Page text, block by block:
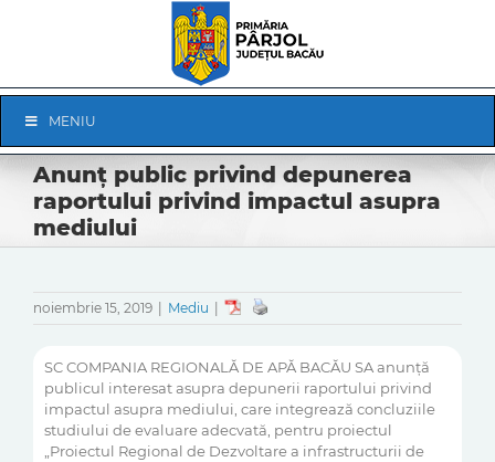
Navigation
MENIU
Anunț public privind depunerea
raportului privind impactul asupra
mediului
noiembrie 15, 2019 Mediu
SC COMPANIA REGIONALĂ DE APĂ BACĂU SA anunță
publicul interesat asupra depunerii raportului privind
impactul asupra mediului, care integrează concluziile
studiului de evaluare adecvată, pentru proiectul
„Proiectul Regional de Dezvoltare a infrastructurii de